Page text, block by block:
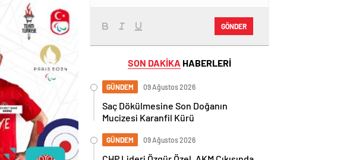
GÖNDER
SON DAKİKA HABERLERİ
GÜNDEM 09 Ağustos 2026
Saç Dökülmesine Son Doğanın
Mucizesi Karanfil Kürü
GÜNDEM 09 Ağustos 2026